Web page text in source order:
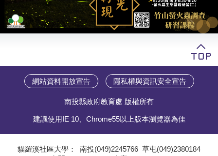
最新活動
活動花絮
志工與社團
社大學習Q&A
學員專區
網站資料開放宣告 隱私權與資訊安全宣告
南投縣政府教育處 版權所有
建議使用IE 10、Chrome55以上版本瀏覽器為佳
貓羅溪社區大學： 南投(049)2245766 草屯(049)2380184